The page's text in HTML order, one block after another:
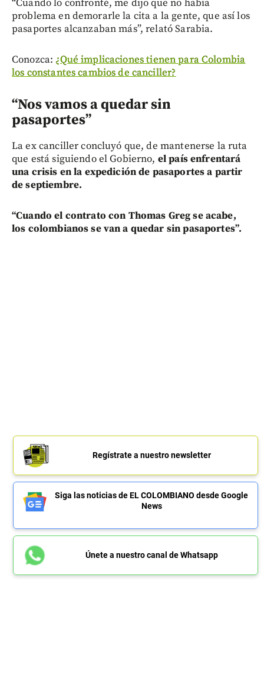
“Cuando lo confronté, me dijo que no había
problema en demorarle la cita a la gente, que así los
pasaportes alcanzaban más”, relató Sarabia.
Conozca: ¿Qué implicaciones tienen para Colombia
los constantes cambios de canciller?
“Nos vamos a quedar sin
pasaportes”
La ex canciller concluyó que, de mantenerse la ruta
que está siguiendo el Gobierno, el país enfrentará
una crisis en la expedición de pasaportes a partir
de septiembre.
“Cuando el contrato con Thomas Greg se acabe,
los colombianos se van a quedar sin pasaportes”.
Regístrate a nuestro newsletter
Siga las noticias de EL COLOMBIANO desde Google
News
Únete a nuestro canal de Whatsapp